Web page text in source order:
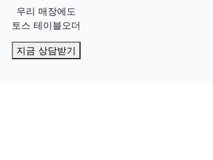
우리 매장에도
토스 테이블오더
지금 상담받기